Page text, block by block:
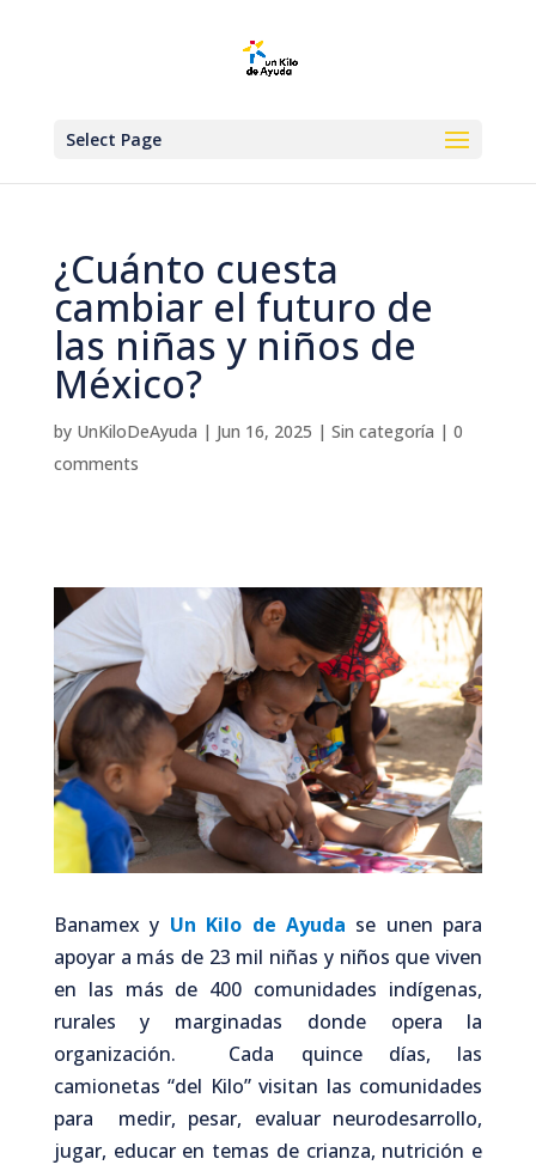
Select Page
¿Cuánto cuesta
cambiar el futuro de
las niñas y niños de
México?
by UnKiloDeAyuda | Jun 16, 2025 | Sin categoría | 0
comments
Banamex y Un Kilo de Ayuda se unen para
apoyar a más de 23 mil niñas y niños que viven
en las más de 400 comunidades indígenas,
rurales y marginadas donde opera la
organización. Cada quince días, las
camionetas “del Kilo” visitan las comunidades
para medir, pesar, evaluar neurodesarrollo,
jugar, educar en temas de crianza, nutrición e